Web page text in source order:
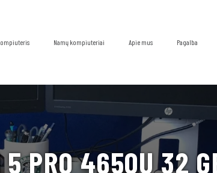
Namų kompiuteriai Apie mus Pagalba
PRO 4650U 32